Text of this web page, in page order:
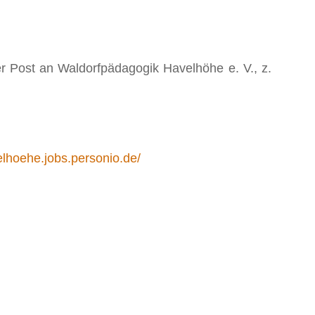
Post an Waldorfpädagogik Havelhöhe e. V., z.